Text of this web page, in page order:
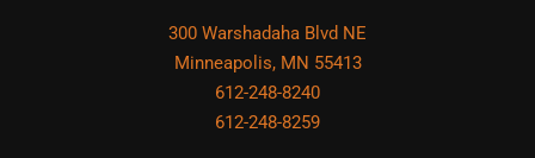
300 Warshadaha Blvd NE
Minneapolis, MN 55413
612-248-8240
612-248-8259